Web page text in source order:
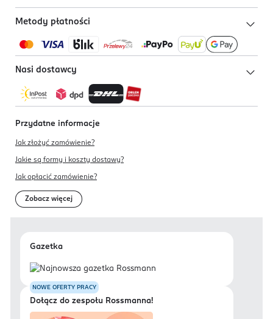
Metody płatności
Nasi dostawcy
Przydatne informacje
Jak złożyć zamówienie?
Jakie są formy i koszty dostawy?
Jak opłacić zamówienie?
Zobacz więcej
Gazetka
NOWE OFERTY PRACY
Dołącz do zespołu Rossmanna!